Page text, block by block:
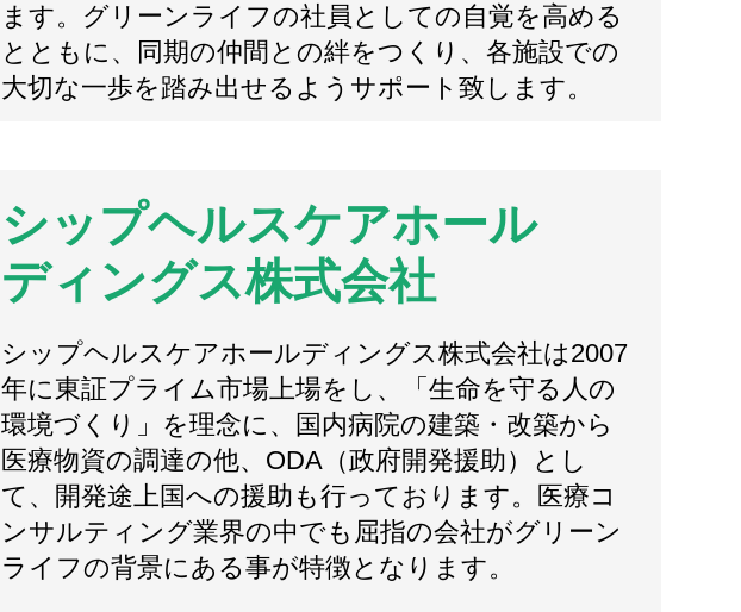
ます。グリーンライフの社員としての自覚を高める
とともに、同期の仲間との絆をつくり、各施設での
大切な一歩を踏み出せるようサポート致します。
シップヘルスケアホール
ディングス株式会社
シップヘルスケアホールディングス株式会社は2007
年に東証プライム市場上場をし、「生命を守る人の
環境づくり」を理念に、国内病院の建築・改築から
医療物資の調達の他、ODA（政府開発援助）とし
て、開発途上国への援助も行っております。医療コ
ンサルティング業界の中でも屈指の会社がグリーン
ライフの背景にある事が特徴となります。